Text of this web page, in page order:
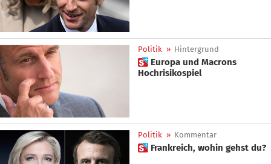
Politik » Hintergrund
 Europa und Macrons
Hochrisikospiel
Politik » Kommentar
 Frankreich, wohin gehst du?